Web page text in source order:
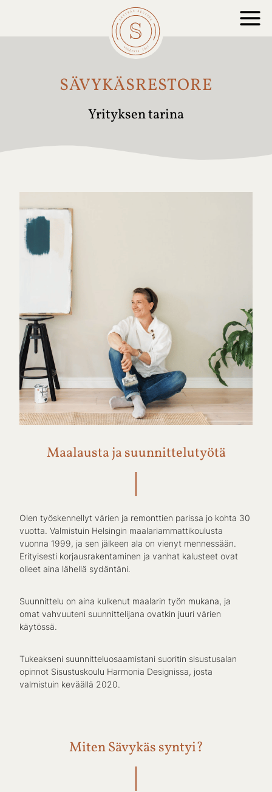
SÄVYKÄSRESTORE
Yrityksen tarina
Maalausta ja suunnittelutyötä
Olen työskennellyt värien ja remonttien parissa jo kohta 30
vuotta. Valmistuin Helsingin maalariammattikoulusta
vuonna 1999, ja sen jälkeen ala on vienyt mennessään.
Erityisesti korjausrakentaminen ja vanhat kalusteet ovat
olleet aina lähellä sydäntäni.
Suunnittelu on aina kulkenut maalarin työn mukana, ja
omat vahvuuteni suunnittelijana ovatkin juuri värien
käytössä.
Tukeakseni suunnitteluosaamistani suoritin sisustusalan
opinnot Sisustuskoulu Harmonia Designissa, josta
valmistuin keväällä 2020.
Miten Sävykäs syntyi?